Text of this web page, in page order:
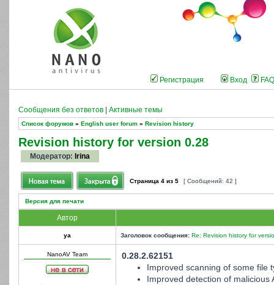
Регистрация Вход FAQ
Сообщения без ответов Активные темы
Список форумов » English user forum » Revision history
Revision history for version 0.28
Модератор: Irina
Страница 4 из 5 [ Сообщений: 42 ]
Версия для печати
Автор
ya Заголовок сообщения: Re: Revision history for
NanoAV Team
0.28.2.62151
Improved scanning of some file
Improved detection of malicious